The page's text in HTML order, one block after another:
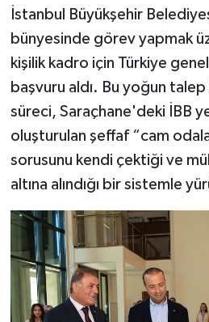
İstanbul Büyükşehir
bünyesinde görev yapmak
kişilik kadro için Türkiye
başvuru aldı. Bu yoğun talep
süreci, Saraçhane'deki İBB
oluşturulan şeffaf “cam
sorusunu kendi çektiği ve
altına alındığı bir sistemle